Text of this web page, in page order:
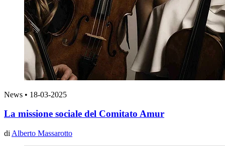
News • 18-03-2025
La missione sociale del Comitato Amur
di Alberto Massarotto